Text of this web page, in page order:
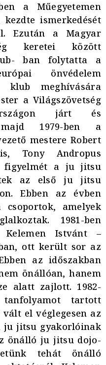
a Műegyetemen
ismerkedését
Ezután a Magyar
keretei között
ban folytatta a
önvédelem
klub meghívására
a Világszövetség
járt és
1979-ben a
mestere Robert
Tony Andropus
figyelmét a ju jitsu
az első ju jitsu
Ebben az évben
amelyek
1981-ben
Istvánt –
ott került sor az
az időszakban
önállóan, hanem
alatt zajlott. 1982-
tartott
el véglegesen az
ju jitsu gyakorlóinak
önálló ju jitsu dojo-
tehát önálló